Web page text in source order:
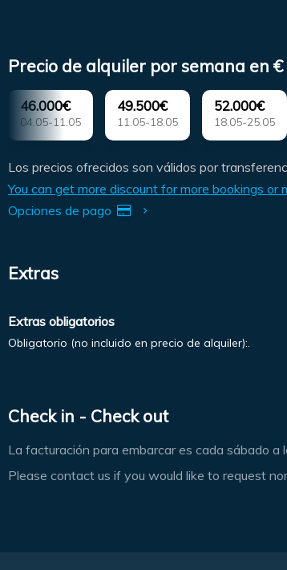
Precio de alquiler por semana en €
46.000€
04.05-11.05
49.500€
11.05-18.05
52.000€
18.05-25.05
Los precios ofrecidos son válidos por
You can get more discount for more bookings or
Opciones de pago
Extras
Extras obligatorios
Obligatorio (no incluido en precio de alquiler):.
Check in - Check out
La facturación para embarcar es cada sábado a
Please contact us if you would like to request